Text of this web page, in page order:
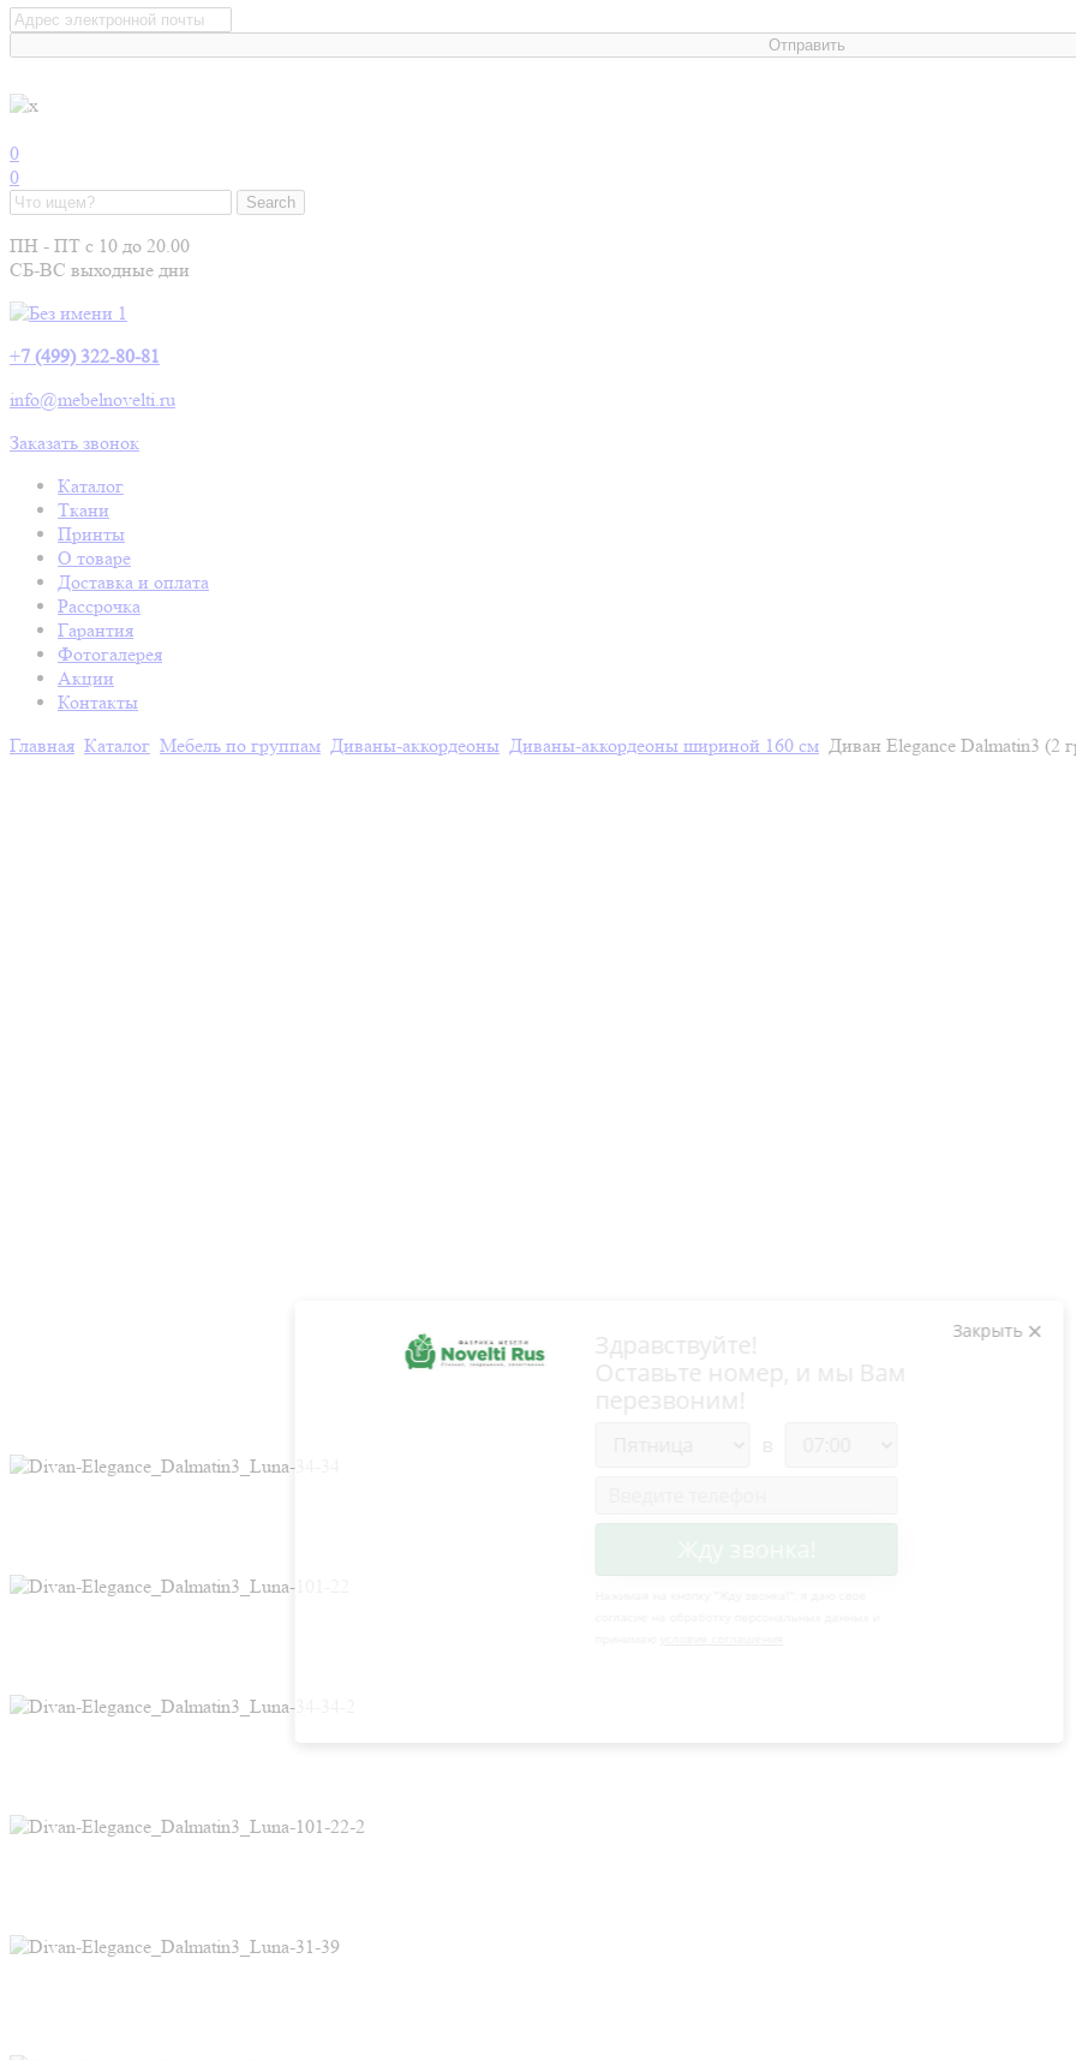
Отправить
0
0
ПН - ПТ с 10 до 20.00
СБ-ВС выходные дни
+7 (499) 322-80-81
info@mebelnovelti.ru
Заказать звонок
Каталог
Ткани
Принты
О товаре
Доставка и оплата
Рассрочка
Гарантия
Фотогалерея
Акции
Контакты
Главная Каталог Мебель по группам Диваны-аккордеоны Диваны-аккордеоны шириной 160 см Диван Elegance Dalmatin3 (2
Здравствуйте!
Оставьте номер, и мы Вам
перезвоним!